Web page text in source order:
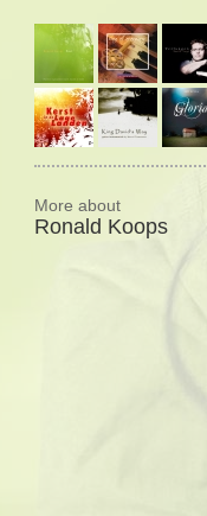
More about
Ronald Koops